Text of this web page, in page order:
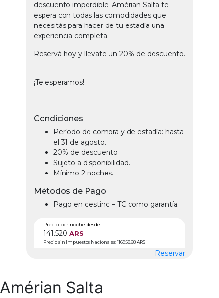
descuento imperdible! Amérian Salta te
espera con todas las comodidades que
necesitás para hacer de tu estadía una
experiencia completa.
Reservá hoy y llevate un 20% de descuento.
¡Te esperamos!
Condiciones
Período de compra y de estadía: hasta
el 31 de agosto.
20% de descuento
Sujeto a disponibilidad.
Mínimo 2 noches.
Métodos de Pago
Pago en destino – TC como garantía.
Precio por noche desde:
141.520 ARS
Precio sin Impuestos Nacionales: 116958.68 ARS
Reservar
Amérian Salta